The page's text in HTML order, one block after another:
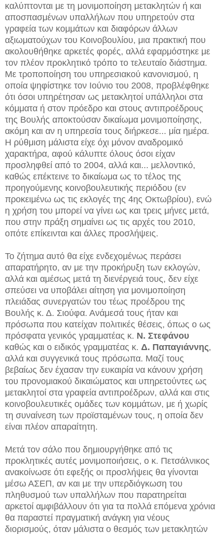
καλύπτονται με τη μονιμοποίηση μετακλητών ή και
αποσπασμένων υπαλλήλων που υπηρετούν στα
γραφεία των κομμάτων και διαφόρων άλλων
αξιωματούχων του Κοινοβουλίου, μια πρακτική που
ακολουθήθηκε αρκετές φορές, αλλά εφαρμόστηκε με
τον πλέον προκλητικό τρόπο το τελευταίο διάστημα.
Με τροποποίηση του υπηρεσιακού κανονισμού, η
οποία ψηφίστηκε τον Ιούνιο του 2008, προβλέφθηκε
ότι όσοι υπηρέτησαν ως μετακλητοί υπάλληλοι στα
κόμματα ή στον πρόεδρο και στους αντιπροέδρους
της Βουλής αποκτούσαν δικαίωμα μονιμοποίησης,
ακόμη και αν η υπηρεσία τους διήρκεσε... μία ημέρα.
Η ρύθμιση μάλιστα είχε όχι μόνον αναδρομικό
χαρακτήρα, αφού κάλυπτε όλους όσοι είχαν
προσληφθεί από το 2004, αλλά και... μελλοντικό,
καθώς επέκτεινε το δικαίωμα ως το τέλος της
προηγούμενης κοινοβουλευτικής περιόδου (εν
προκειμένω ως τις εκλογές της 4ης Οκτωβρίου), ενώ
η χρήση του μπορεί να γίνει ως και τρεις μήνες μετά,
που στην πράξη σημαίνει ως τις αρχές του 2010,
οπότε επίκεινται και άλλες προσλήψεις.
Το ζήτημα αυτό θα είχε ενδεχομένως περάσει
απαρατήρητο, αν με την προκήρυξη των εκλογών,
αλλά και αμέσως μετά τη διενέργειά τους, δεν είχε
σπεύσει να υποβάλει αίτηση για μονιμοποίηση
πλειάδας συνεργατών του τέως προέδρου της
Βουλής κ. Δ. Σιούφα. Ανάμεσά τους ήταν και
πρόσωπα που κατείχαν πολιτικές θέσεις, όπως ο ως
πρόσφατα γενικός γραμματέας κ. Ν. Στεφάνου
καθώς και ο ειδικός γραμματέας κ. Δ. Παπαγιάννης,
αλλά και συγγενικά τους πρόσωπα. Μαζί τους
βεβαίως δεν έχασαν την ευκαιρία να κάνουν χρήση
του προνομιακού δικαιώματος και υπηρετούντες ως
μετακλητοί στα γραφεία αντιπροέδρων, αλλά και στις
κοινοβουλευτικές ομάδες των κομμάτων, με ή χωρίς
τη συναίνεση των προϊσταμένων τους, η οποία δεν
είναι πλέον απαραίτητη.
Μετά τον σάλο που δημιουργήθηκε από τις
προκλητικές αυτές μονιμοποιήσεις, ο κ. Πετσάλνικος
ανακοίνωσε ότι εφεξής οι προσλήψεις θα γίνονται
μέσω ΑΣΕΠ, αν και με την υπερδιόγκωση του
πληθυσμού των υπαλλήλων που παρατηρείται
αρκετοί αμφιβάλλουν ότι για τα πολλά επόμενα χρόνια
θα παραστεί πραγματική ανάγκη για νέους
διορισμούς, όταν μάλιστα ο θεσμός των μετακλητών